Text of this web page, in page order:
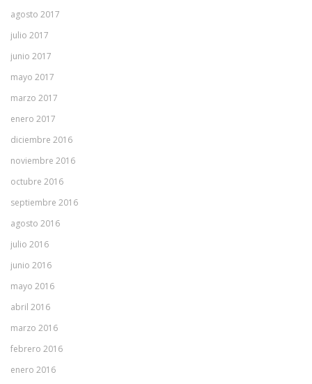
agosto 2017
julio 2017
junio 2017
mayo 2017
marzo 2017
enero 2017
diciembre 2016
noviembre 2016
octubre 2016
septiembre 2016
agosto 2016
julio 2016
junio 2016
mayo 2016
abril 2016
marzo 2016
febrero 2016
enero 2016